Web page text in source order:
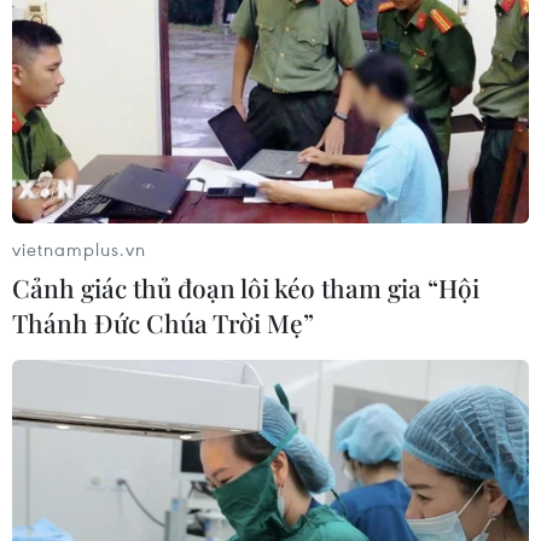
vietnamplus.vn
Cảnh giác thủ đoạn lôi kéo tham gia “Hội
Thánh Đức Chúa Trời Mẹ”